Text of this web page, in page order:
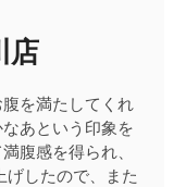
店
を満たしてくれ
あという印象を
腹感を得られ、
げしたので、また